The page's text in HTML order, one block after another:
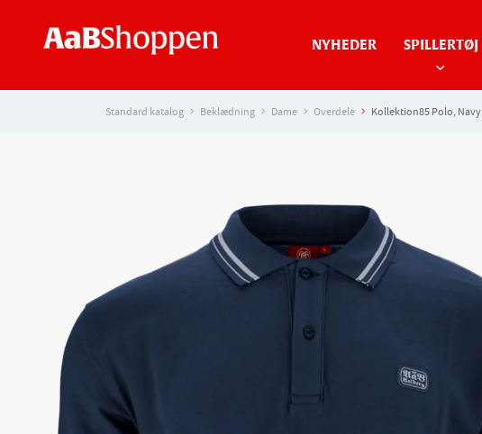
NYHEDER SPILLERTØJ
Standard katalog Beklædning Dame Overdele Kollektion85 Polo, Navy